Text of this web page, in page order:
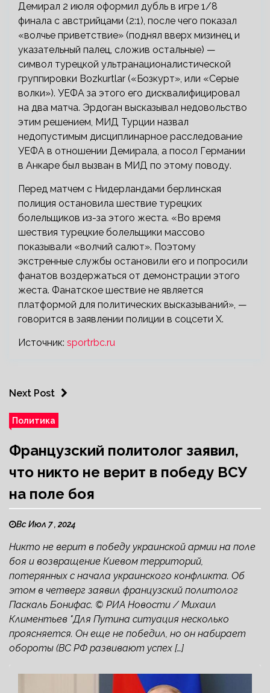
Демирал 2 июля оформил дубль в игре 1/8
финала с австрийцами (2:1), после чего показал
«волчье приветствие» (поднял вверх мизинец и
указательный палец, сложив остальные) —
символ турецкой ультранационалистической
группировки Bozkurtlar («Бозкурт», или «Серые
волки»). УЕФА за этого его дисквалифицировал
на два матча. Эрдоган высказывал недовольство
этим решением, МИД Турции назвал
недопустимым дисциплинарное расследование
УЕФА в отношении Демирала, а посол Германии
в Анкаре был вызван в МИД по этому поводу.
Перед матчем с Нидерландами берлинская
полиция остановила шествие турецких
болельщиков из-за этого жеста. «Во время
шествия турецкие болельщики массово
показывали «волчий салют». Поэтому
экстренные службы остановили его и попросили
фанатов воздержаться от демонстрации этого
жеста. Фанатское шествие не является
платформой для политических высказываний», —
говорится в заявлении полиции в соцсети Х.
Источник: sportrbc.ru
Next Post
Политика
Французский политолог заявил,
что никто не верит в победу ВСУ
на поле боя
Вс Июл 7 , 2024
Никто не верит в победу украинской армии на поле
боя и возвращение Киевом территорий,
потерянных с начала украинского конфликта. Об
этом в четверг заявил французский политолог
Паскаль Бонифас. © РИА Новости / Михаил
Климентьев "Для Путина ситуация несколько
проясняется. Он еще не победил, но он набирает
обороты (ВС РФ развивают успех […]